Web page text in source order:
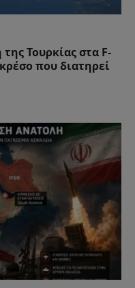
Τουρκίας στα F-
που διατηρεί